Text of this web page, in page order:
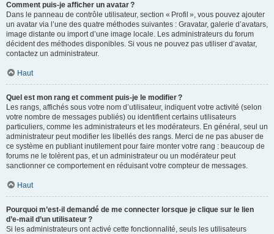
Comment puis-je afficher un avatar ?
Dans le panneau de contrôle utilisateur, section « Profil », vous pouvez ajouter
un avatar via l’une des quatre méthodes suivantes : Gravatar, galerie d’avatars,
image distante ou import d’une image locale. Les administrateurs du forum
décident des méthodes disponibles. Si vous ne pouvez pas utiliser d’avatar,
contactez un administrateur.
Haut
Quel est mon rang et comment puis-je le modifier ?
Les rangs, affichés sous votre nom d’utilisateur, indiquent votre activité (selon
votre nombre de messages publiés) ou identifient certains utilisateurs
particuliers, comme les administrateurs et les modérateurs. En général, seul un
administrateur peut modifier les libellés des rangs. Merci de ne pas abuser de
ce système en publiant inutilement pour faire monter votre rang : beaucoup de
forums ne le tolèrent pas, et un administrateur ou un modérateur peut
sanctionner ce comportement en réduisant votre compteur de messages.
Haut
Pourquoi m’est-il demandé de me connecter lorsque je clique sur le lien
d’e-mail d’un utilisateur ?
Si les administrateurs ont activé cette fonctionnalité, seuls les utilisateurs